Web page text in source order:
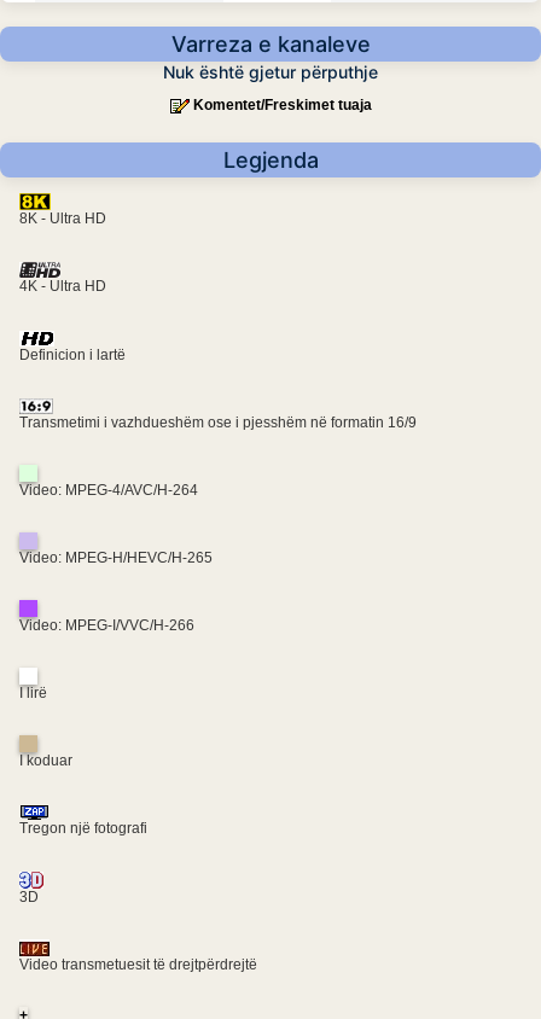
Varreza e kanaleve
Nuk është gjetur përputhje
Komentet/Freskimet tuaja
Legjenda
8K - Ultra HD
4K - Ultra HD
Definicion i lartë
Transmetimi i vazhdueshëm ose i pjesshëm në formatin 16/9
Video: MPEG-4/AVC/H-264
Video: MPEG-H/HEVC/H-265
Video: MPEG-I/VVC/H-266
I lirë
I koduar
Tregon një fotografi
3D
Video transmetuesit të drejtpërdrejtë
+